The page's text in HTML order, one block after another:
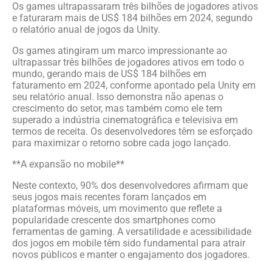
Os games ultrapassaram três bilhões de jogadores ativos
e faturaram mais de US$ 184 bilhões em 2024, segundo
o relatório anual de jogos da Unity.
Os games atingiram um marco impressionante ao
ultrapassar três bilhões de jogadores ativos em todo o
mundo, gerando mais de US$ 184 bilhões em
faturamento em 2024, conforme apontado pela Unity em
seu relatório anual. Isso demonstra não apenas o
crescimento do setor, mas também como ele tem
superado a indústria cinematográfica e televisiva em
termos de receita. Os desenvolvedores têm se esforçado
para maximizar o retorno sobre cada jogo lançado.
**A expansão no mobile**
Neste contexto, 90% dos desenvolvedores afirmam que
seus jogos mais recentes foram lançados em
plataformas móveis, um movimento que reflete a
popularidade crescente dos smartphones como
ferramentas de gaming. A versatilidade e acessibilidade
dos jogos em mobile têm sido fundamental para atrair
novos públicos e manter o engajamento dos jogadores.